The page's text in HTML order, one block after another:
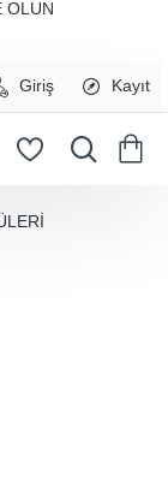
ÜYE OLUN
Giriş Kayıt